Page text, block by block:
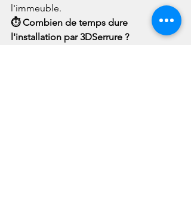
l'immeuble.
⏱️ Combien de temps dure
l'installation par 3DSerrure ?